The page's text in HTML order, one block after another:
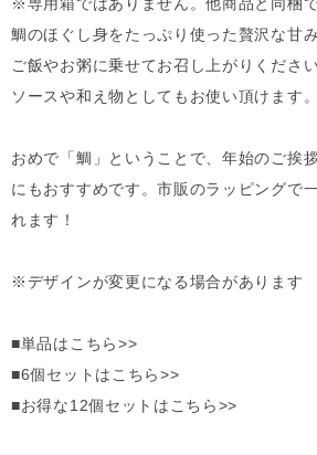
鯛のほぐし身をたっぷり使った贅沢な甘み
ご飯やお粥に乗せてお召し上がりください
ソースや和え物としてもお使い頂けます。
おめで「鯛」ということで、年始のご挨
にもおすすめです。市販のラッピングで
れます！
※デザインが変更になる場合があります
■単品はこちら>>
■6個セットはこちら>>
■お得な12個セットはこちら>>